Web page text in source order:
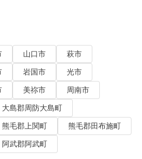
山口市
萩市
岩国市
光市
美祢市
周南市
大島郡周防大島町
熊毛郡上関町
熊毛郡田布施町
阿武郡阿武町